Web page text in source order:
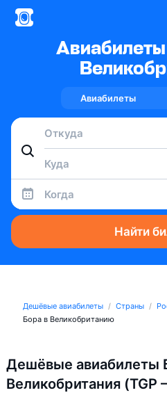
Авиабилеты
Когда
Найти
Дешёвые авиабилеты Страны
Бора в Великобританию
Дешёвые авиабилеты
Великобритания (TGP